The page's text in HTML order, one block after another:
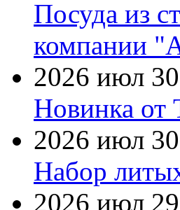
Посуда из
компании
2026 июл 30
Новинка от
2026 июл 30
Набор
2026 июл 29